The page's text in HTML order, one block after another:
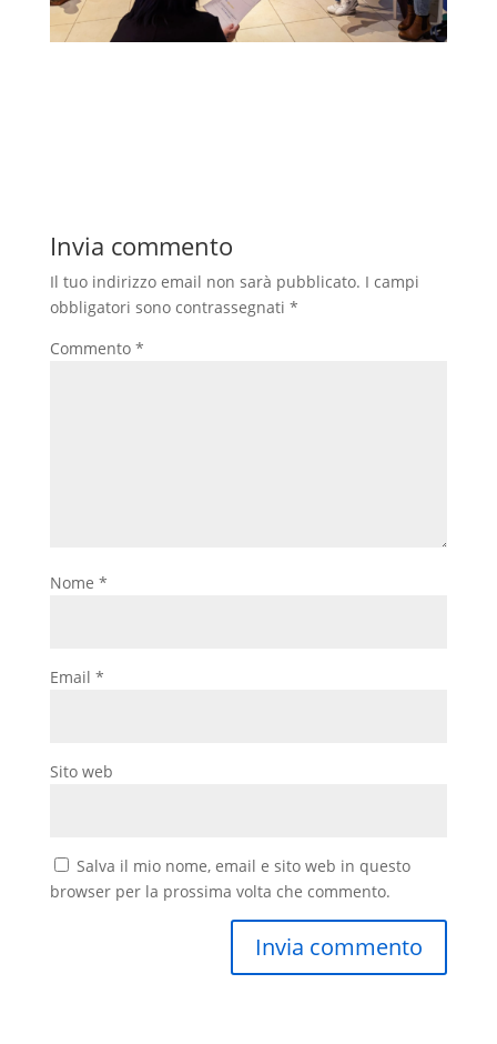
Invia commento
Il tuo indirizzo email non sarà pubblicato. I campi
obbligatori sono contrassegnati *
Commento *
Nome *
Email *
Sito web
Salva il mio nome, email e sito web in questo
browser per la prossima volta che commento.